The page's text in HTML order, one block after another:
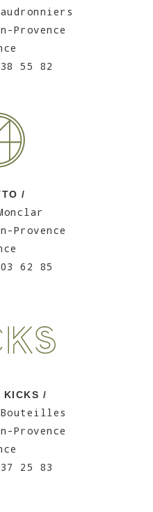
Provence
55 82
/
Provence
62 85
KICKS /
Bouteilles
Provence
25 83